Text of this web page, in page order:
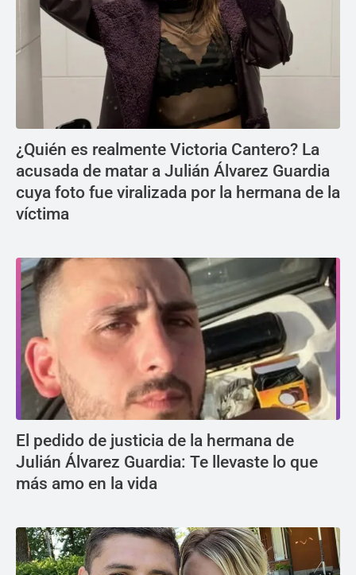
¿Quién es realmente Victoria Cantero? La
acusada de matar a Julián Álvarez Guardia
cuya foto fue viralizada por la hermana de la
víctima
El pedido de justicia de la hermana de
Julián Álvarez Guardia: Te llevaste lo que
más amo en la vida